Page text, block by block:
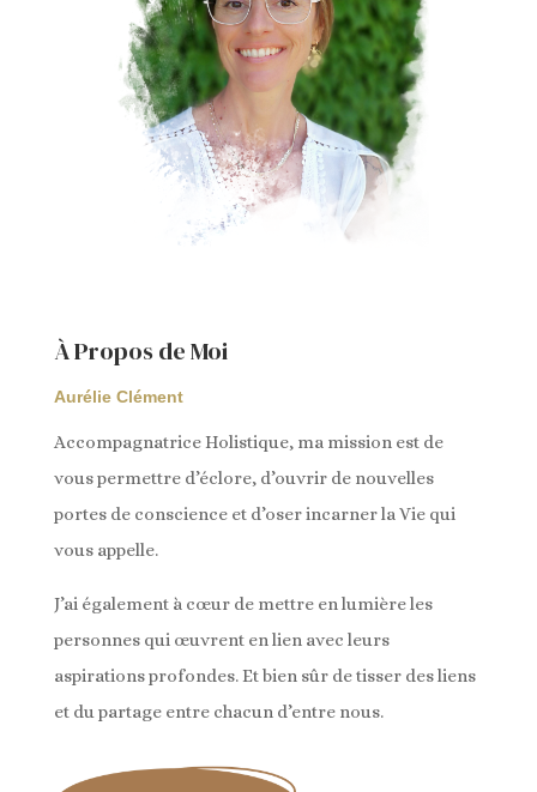
À Propos de Moi
Aurélie Clément
Accompagnatrice Holistique, ma mission est de
vous permettre d’éclore, d’ouvrir de nouvelles
portes de conscience et d’oser incarner la Vie qui
vous appelle.
J’ai également à cœur de mettre en lumière les
personnes qui œuvrent en lien avec leurs
aspirations profondes. Et bien sûr de tisser des liens
et du partage entre chacun d’entre nous.